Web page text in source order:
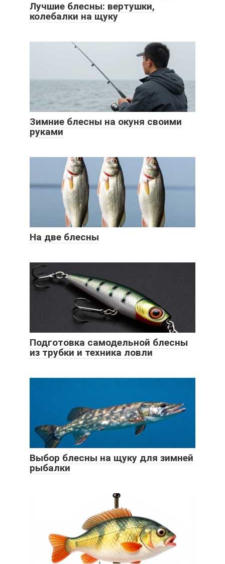
Лучшие блесны: вертушки,
колебалки на щуку
Зимние блесны на окуня своими
руками
На две блесны
Подготовка самодельной блесны
из трубки и техника ловли
Выбор блесны на щуку для зимней
рыбалки